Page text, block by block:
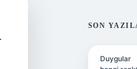
SON
Duygular